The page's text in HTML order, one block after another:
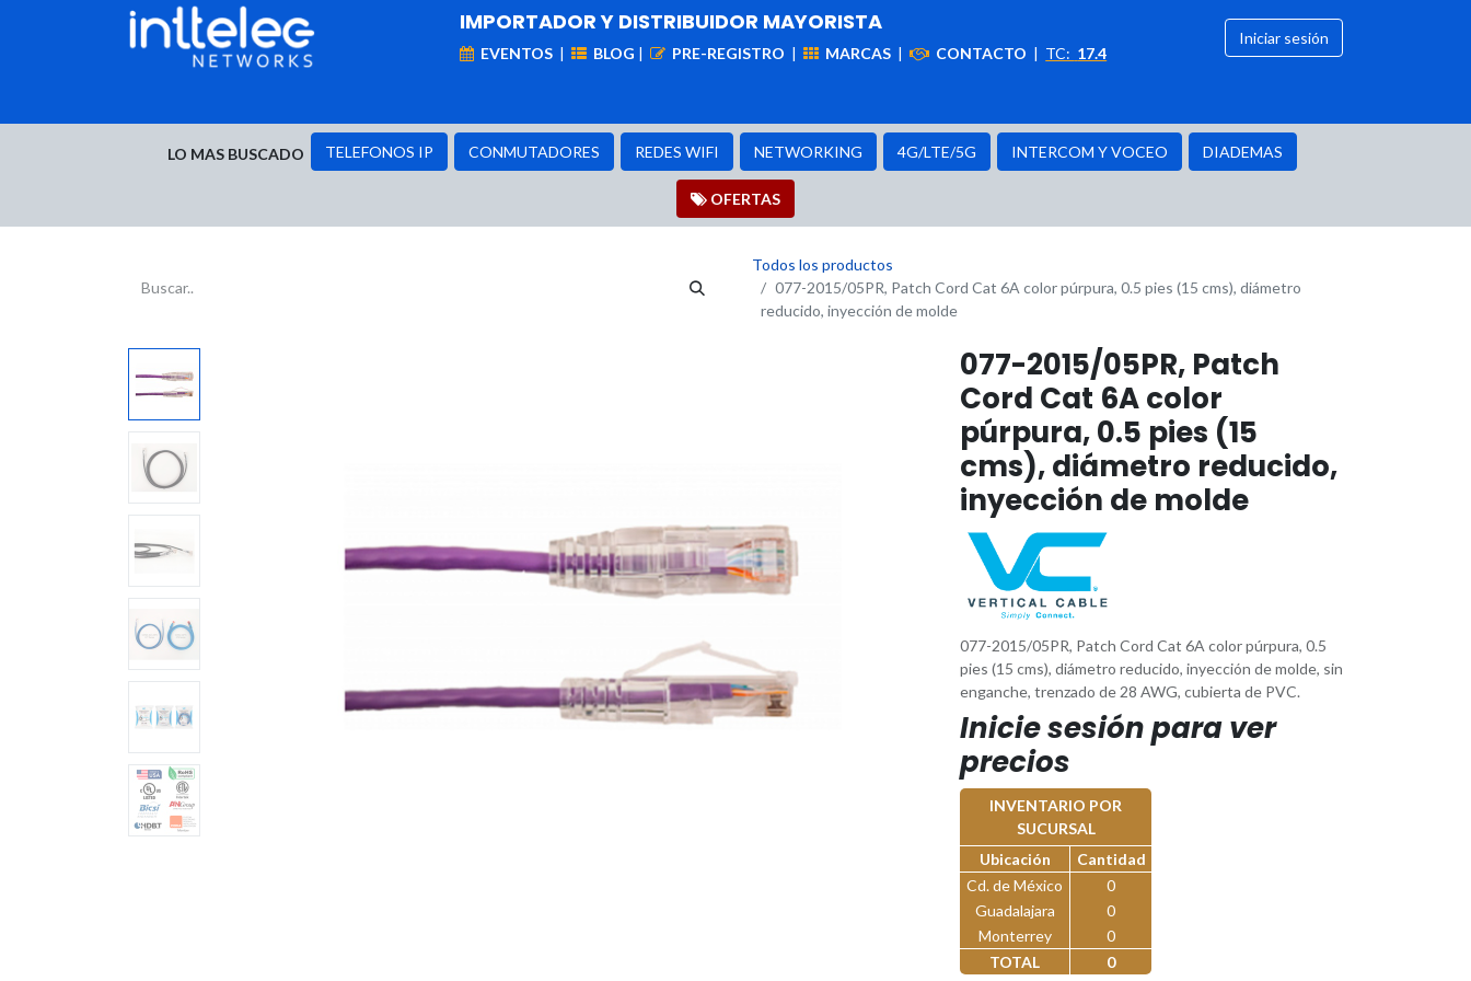
IMPORTADOR Y DISTRIBUIDOR MAYORISTA
EVENTOS | BLOG | PRE-REGISTRO | MARCAS | CONTACTO | TC: 17.4
Iniciar sesión
LO MAS BUSCADO TELEFONOS IP CONMUTADORES REDES WIFI NETWORKING 4G/LTE/5G INTERCOM Y VOCEO DIADEMAS
OFER​​​​TAS
Todos los productos
077-2015/05PR, Patch Cord Cat 6A color púrpura, 0.5 pies (15 cms), diámetro
reducido, inyección de molde
077-2015/05PR, Patch
Cord Cat 6A color
púrpura, 0.5 pies (15
cms), diámetro reducido,
inyección de molde
077-2015/05PR, Patch Cord Cat 6A color púrpura, 0.5
pies (15 cms), diámetro reducido, inyección de molde, sin
enganche, trenzado de 28 AWG, cubierta de PVC.
Inicie sesión para ver
precios
INVENTARIO POR
SUCURSAL
Ubicación
Cantidad
Cd. de México
0
Guadalajara
0
Monterrey
0
TOTAL
0